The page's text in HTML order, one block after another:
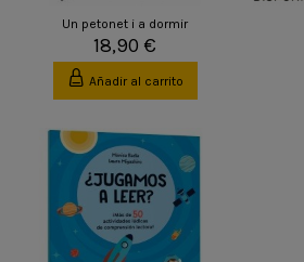
Un petonet i a dormir
18,90 €
Añadir al carrito